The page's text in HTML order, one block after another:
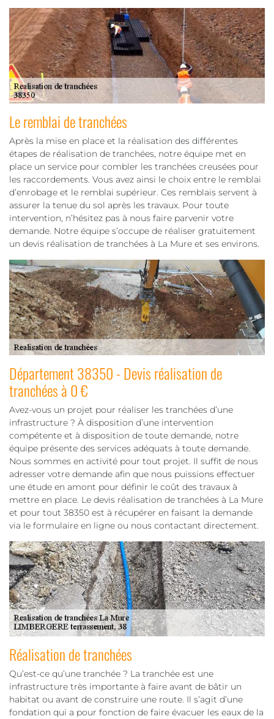
Le remblai de tranchées
Après la mise en place et la réalisation des différentes
étapes de réalisation de tranchées, notre équipe met en
place un service pour combler les tranchées creusées pour
les raccordements. Vous avez ainsi le choix entre le remblai
d’enrobage et le remblai supérieur. Ces remblais servent à
assurer la tenue du sol après les travaux. Pour toute
intervention, n’hésitez pas à nous faire parvenir votre
demande. Notre équipe s’occupe de réaliser gratuitement
un devis réalisation de tranchées à La Mure et ses environs.
Département 38350 - Devis réalisation de
tranchées à 0 €
Avez-vous un projet pour réaliser les tranchées d’une
infrastructure ? À disposition d’une intervention
compétente et à disposition de toute demande, notre
équipe présente des services adéquats à toute demande.
Nous sommes en activité pour tout projet. Il suffit de nous
adresser votre demande afin que nous puissions effectuer
une étude en amont pour définir le coût des travaux à
mettre en place. Le devis réalisation de tranchées à La Mure
et pour tout 38350 est à récupérer en faisant la demande
via le formulaire en ligne ou nous contactant directement.
Réalisation de tranchées
Qu’est-ce qu’une tranchée ? La tranchée est une
infrastructure très importante à faire avant de bâtir un
habitat ou avant de construire une route. Il s’agit d’une
fondation qui a pour fonction de faire évacuer les eaux de la